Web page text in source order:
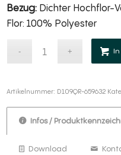
Bezug: Dichter Hochflor-
Flor: 100% Polyester
Artikelnummer: D109QR-659632
Infos /
Download